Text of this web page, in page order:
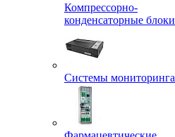
Компрессорно-
конденсаторные блоки
Системы мониторинга